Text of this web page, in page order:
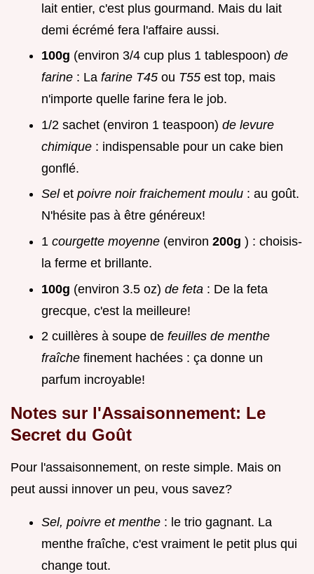
lait entier, c'est plus gourmand. Mais du lait
demi écrémé fera l'affaire aussi.
100g (environ 3/4 cup plus 1 tablespoon) de
farine : La farine T45 ou T55 est top, mais
n'importe quelle farine fera le job.
1/2 sachet (environ 1 teaspoon) de levure
chimique : indispensable pour un cake bien
gonflé.
Sel et poivre noir fraichement moulu : au goût.
N'hésite pas à être généreux!
1 courgette moyenne (environ 200g ) : choisis-
la ferme et brillante.
100g (environ 3.5 oz) de feta : De la feta
grecque, c'est la meilleure!
2 cuillères à soupe de feuilles de menthe
fraîche finement hachées : ça donne un
parfum incroyable!
Notes sur l'Assaisonnement: Le
Secret du Goût
Pour l'assaisonnement, on reste simple. Mais on
peut aussi innover un peu, vous savez?
Sel, poivre et menthe : le trio gagnant. La
menthe fraîche, c'est vraiment le petit plus qui
change tout.